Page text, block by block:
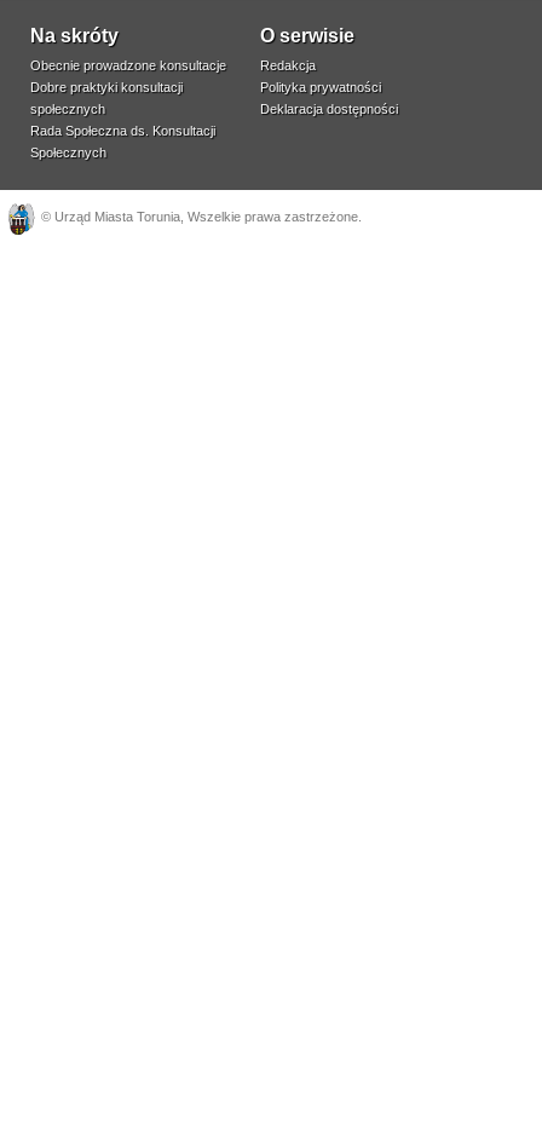
Na skróty
Obecnie prowadzone konsultacje
Dobre praktyki konsultacji
społecznych
Rada Społeczna ds. Konsultacji
Społecznych
O serwisie
Redakcja
Polityka prywatności
Deklaracja dostępności
© Urząd Miasta Torunia, Wszelkie prawa zastrzeżone.